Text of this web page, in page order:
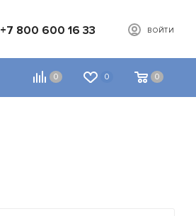
+7 800 600 16 33 ВОЙТИ
0 0 0